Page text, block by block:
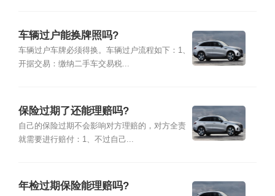
车辆过户能换牌照吗?
车辆过户车牌必须得换。车辆过户流程如下：1、
开据交易：缴纳二手车交易税...
保险过期了还能理赔吗?
自己的保险过期不会影响对方理赔的，对方全责
就需要进行赔付：1、不过自己...
年检过期保险能理赔吗?